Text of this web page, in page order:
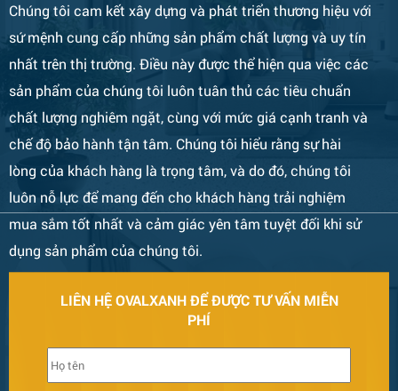
Bàn Ghế 132
Chúng tôi cam kết xây dựng và phát triển thương hiệu với
sứ mệnh cung cấp những sản phẩm chất lượng và uy tín
nhất trên thị trường. Điều này được thể hiện qua việc các
sản phẩm của chúng tôi luôn tuân thủ các tiêu chuẩn
chất lượng nghiêm ngặt, cùng với mức giá cạnh tranh và
chế độ bảo hành tận tâm. Chúng tôi hiểu rằng sự hài
lòng của khách hàng là trọng tâm, và do đó, chúng tôi
luôn nỗ lực để mang đến cho khách hàng trải nghiệm
mua sắm tốt nhất và cảm giác yên tâm tuyệt đối khi sử
dụng sản phẩm của chúng tôi.
LIÊN HỆ OVALXANH ĐỂ ĐƯỢC TƯ VẤN MIỄN
PHÍ